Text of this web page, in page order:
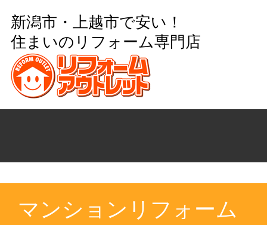
新潟市・上越市で安い！
住まいのリフォーム専門店
マンションリフォーム